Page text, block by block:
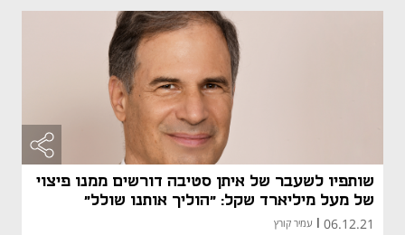
שותפיו לשעבר של איתן סטיבה דורשים ממנו פיצוי
של מעל מיליארד שקל: "הוליך אותנו שולל"
06.12.21
| עמיר קורץ